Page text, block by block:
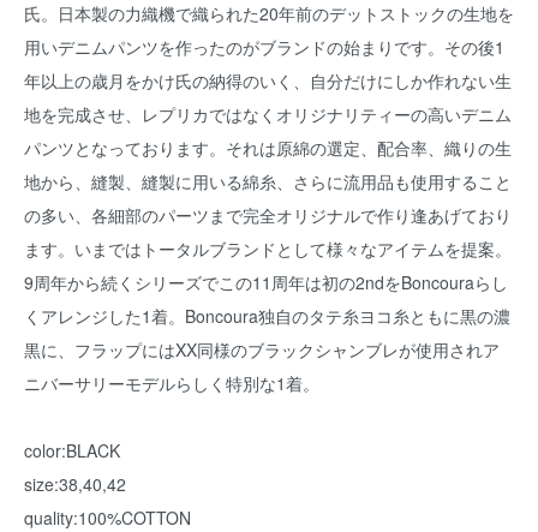
氏。日本製の力織機で織られた20年前のデットストックの生地を
用いデニムパンツを作ったのがブランドの始まりです。その後1
年以上の歳月をかけ氏の納得のいく、自分だけにしか作れない生
地を完成させ、レプリカではなくオリジナリティーの高いデニム
パンツとなっております。それは原綿の選定、配合率、織りの生
地から、縫製、縫製に用いる綿糸、さらに流用品も使用すること
の多い、各細部のパーツまで完全オリジナルで作り逢あげており
ます。いまではトータルブランドとして様々なアイテムを提案。
9周年から続くシリーズでこの11周年は初の2ndをBoncouraらし
くアレンジした1着。Boncoura独自のタテ糸ヨコ糸ともに黒の濃
黒に、フラップにはXX同様のブラックシャンブレが使用されア
ニバーサリーモデルらしく特別な1着。
color:BLACK
size:38,40,42
quality:100%COTTON